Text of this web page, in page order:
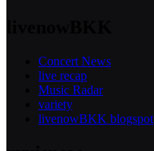
Concert News
live recap
Music Radar
variety
livenowBKK blogspot